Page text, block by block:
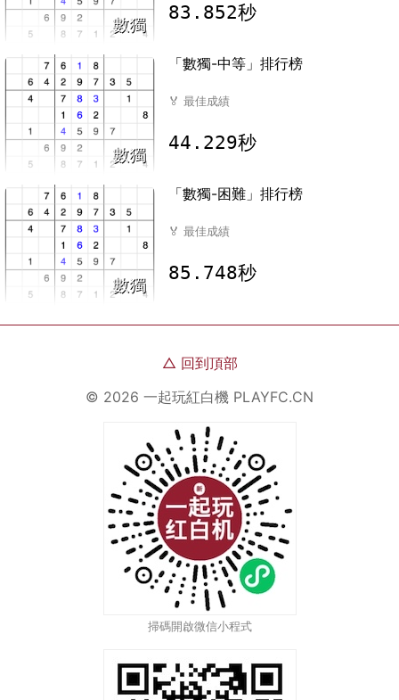
數獨
83.852秒
數獨
「數獨-中等」排行榜
🏅最佳成績
44.229秒
數獨
「數獨-困難」排行榜
🏅最佳成績
85.748秒
△ 回到頂部
© 2026 一起玩紅白機 PLAYFC.CN
掃碼開啟微信小程式